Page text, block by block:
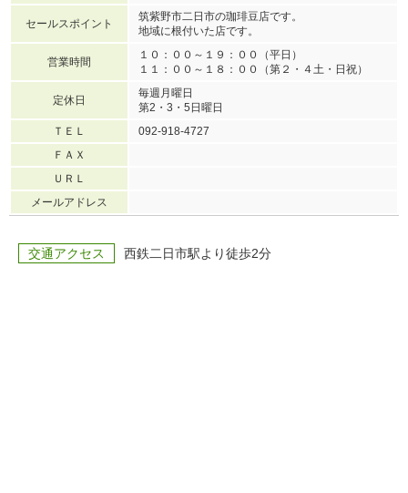
セールスポイント
筑紫野市二日市の珈琲豆店です。
地域に根付いた店です。
営業時間
１０：００～１９：００（平日）
１１：００～１８：００（第２・４土・日祝）
定休日
毎週月曜日
第2・3・5日曜日
ＴＥＬ
092-918-4727
ＦＡＸ
ＵＲＬ
メールアドレス
交通アクセス 西鉄二日市駅より徒歩2分